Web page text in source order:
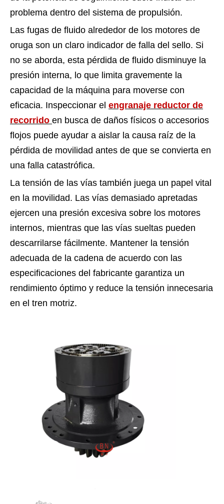
problema dentro del sistema de propulsión.
Las fugas de fluido alrededor de los motores de
oruga son un claro indicador de falla del sello. Si
no se aborda, esta pérdida de fluido disminuye la
presión interna, lo que limita gravemente la
capacidad de la máquina para moverse con
eficacia. Inspeccionar el engranaje reductor de
recorrido en busca de daños físicos o accesorios
flojos puede ayudar a aislar la causa raíz de la
pérdida de movilidad antes de que se convierta en
una falla catastrófica.
La tensión de las vías también juega un papel vital
en la movilidad. Las vías demasiado apretadas
ejercen una presión excesiva sobre los motores
internos, mientras que las vías sueltas pueden
descarrilarse fácilmente. Mantener la tensión
adecuada de la cadena de acuerdo con las
especificaciones del fabricante garantiza un
rendimiento óptimo y reduce la tensión innecesaria
en el tren motriz.